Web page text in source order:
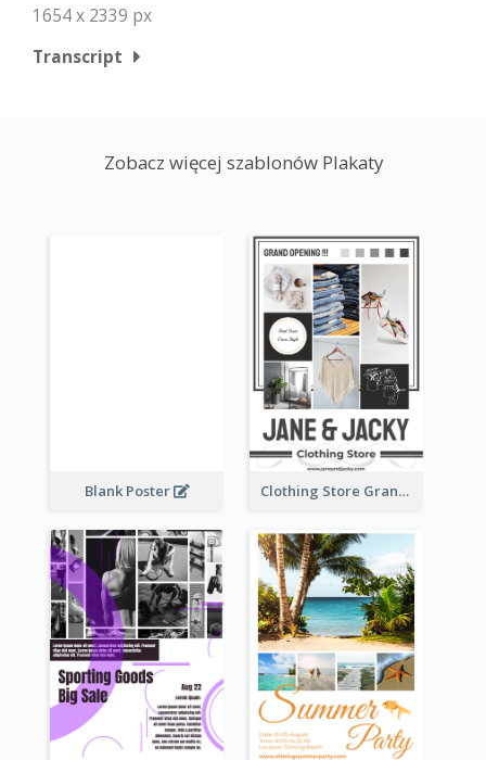
1654 x 2339 px
Transcript
Zobacz więcej szablonów Plakaty
Blank Poster Clothing Store Grand Opening Poster